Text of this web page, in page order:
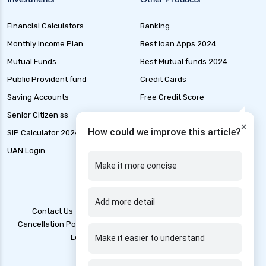
Health Insurance for Multiple Sclerosis in India
Health Insurance for Hepatitis B in India
Health Insurance for Thyroid Patients
Health Insurance for Paralysis
Health Insurance for Kidney Patients
Health Insurance for Stroke Patients in India
Health Insurance for Rheumatoid Arthritis
×
How could we improve this article?
Make it more concise
Add more detail
Make it easier to understand
Financial Calculators
Monthly Income Plan
Mutual Funds
Public Provident fund
Saving Accounts
Senior Citizen ss
SIP Calculator 2024
UAN Login
Banking
Best loan Apps 2024
Best Mutual funds 2024
Credit Cards
Free Credit Score
Liability Insurance
Loan Application Status
Contact Us
Cancellation Policy
Legal Policy
Privacy Policy